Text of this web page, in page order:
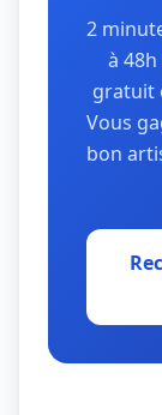
2
à
gratuit
Vous
bon